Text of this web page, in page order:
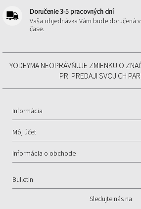
Doručenie 3-5 pracovných dní
Vaša objednávka Vám bude doručená
čase.
YODEYMA NEOPRÁVŇUJE ZMIENKU O
PRI PREDAJI SVOJICH
Informácia
Môj účet
Informácia o obchode
Bulletin
Sledujte nás na